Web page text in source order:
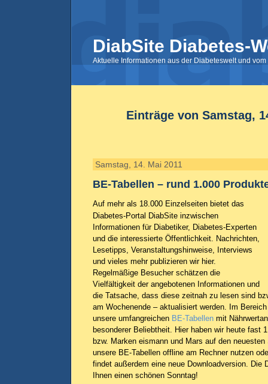
DiabSite Diabetes-
Aktuelle Informationen aus der Diabeteswelt und
Einträge von Samstag,
Samstag, 14. Mai 2011
BE-Tabellen – rund 1.000
Auf mehr als 18.000 Einzelseiten bietet das
Diabetes-Portal DiabSite inzwischen
Informationen für Diabetiker, Diabetes-Experten
und die interessierte Öffentlichkeit. Nachrichten,
Lesetipps, Veranstaltungshinweise, Interviews
und vieles mehr publizieren wir hier.
Regelmäßige Besucher schätzen die
Vielfältigkeit der angebotenen Informationen und
die Tatsache, dass diese zeitnah zu lesen sind
am Wochenende – aktualisiert werden. Im Bereich
unsere umfangreichen BE-Tabellen mit
besonderer Beliebtheit. Hier haben wir heute fast
bzw. Marken eismann und Mars auf den
unsere BE-Tabellen offline am Rechner nutzen
findet außerdem eine neue Downloadversion. Die
Ihnen einen schönen Sonntag!